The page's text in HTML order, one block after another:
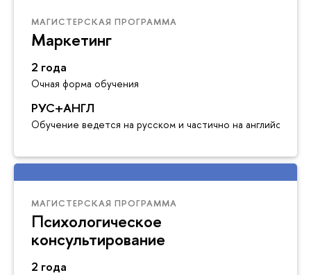
МАГИСТЕРСКАЯ ПРОГРАММА
Маркетинг
2 года
Очная форма обучения
РУС+АНГЛ
Обучение ведется на русском и частично на английском
МАГИСТЕРСКАЯ ПРОГРАММА
Психологическое
консультирование
2 года